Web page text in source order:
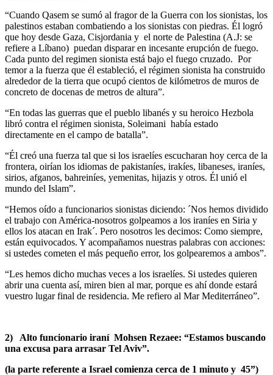
“Cuando Qasem se sumó al fragor de la Guerra con los sionistas, los
palestinos estaban combatiendo a los sionistas con piedras. Él logró
que hoy desde Gaza, Cisjordania y el norte de Palestina (A.J: se
refiere a Líbano) puedan disparar en incesante erupción de fuego.
Cada punto del regimen sionista está bajo el fuego cruzado. Por
temor a la fuerza que él estableció, el régimen sionista ha construido
alrededor de la tierra que ocupó cientos de kilómetros de muros de
concreto de docenas de metros de altura”.
“En todas las guerras que el pueblo libanés y su heroico Hezbola
libró contra el régimen sionista, Soleimani había estado
directamente en el campo de batalla”.
“Él creó una fuerza tal que si los israelíes escucharan hoy cerca de la
frontera, oirían los idiomas de pakistaníes, irakíes, libaneses, iraníes,
sirios, afganos, bahreiníes, yemenitas, hijazis y otros. Él unió el
mundo del Islam”.
“Hemos oído a funcionarios sionistas diciendo: ´Nos hemos dividido
el trabajo con América-nosotros golpeamos a los iraníes en Siria y
ellos los atacan en Irak´. Pero nosotros les decimos: Como siempre,
están equivocados. Y acompañamos nuestras palabras con acciones:
si ustedes cometen el más pequeño error, los golpearemos a ambos”.
“Les hemos dicho muchas veces a los israelíes. Si ustedes quieren
abrir una cuenta así, miren bien al mar, porque es ahí donde estará
vuestro lugar final de residencia. Me refiero al Mar Mediterráneo”.
2) Alto funcionario iraní Mohsen Rezaee: “Estamos buscando
una excusa para arrasar Tel Aviv”.
(la parte referente a Israel comienza cerca de 1 minuto y 45”)